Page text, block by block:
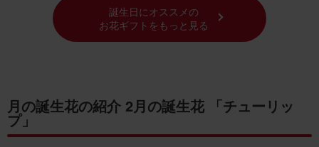
誕生日にオススメの
お花ギフトをもっと見る
月の誕生花の紹介 2月の誕生花 「チューリッ
プ」